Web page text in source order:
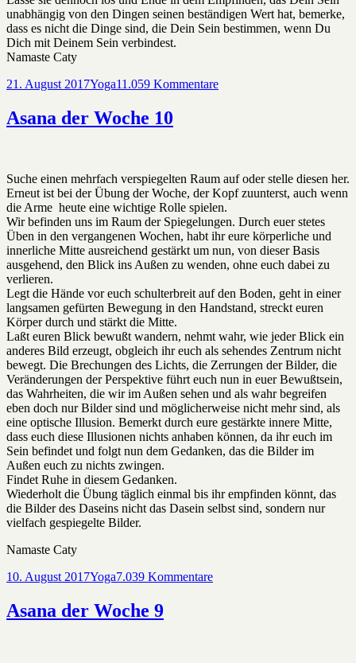
unabhängig von den Dingen seinen beständigen Wert hat, bemerke,
dass es nicht die Dinge sind, die Dein Sein bestimmen, wenn Du
Dich mit Deinem Sein verbindest.
Namaste Caty
Veröffentlicht
21. August 2017Kategorien
Yoga11.059 Kommentarezu
Asana der Woche 10
Suche einen mehrfach verspiegelten Raum auf oder stelle diesen her.
Erneut ist bei der Übung der Woche, der Kopf zuunterst, auch wenn
die Arme heute eine wichtige Rolle spielen.
Wir befinden uns im Raum der Spiegelungen. Durch euer stetes
Üben in den vergangenen Wochen, habt ihr eure körperliche und
innerliche Mitte ausreichend gestärkt um nun, von dieser Basis
ausgehend, den Blick ins Außen zu wenden, ohne euch dabei zu
verlieren.
Legt die Hände vor euch schulterbreit auf den Boden, geht in einer
langsamen gefürten Bewegung in den Handstand, streckt euren
Körper durch und stärkt die Mitte.
Laßt euren Blick bewußt wandern, nehmt wahr, wie jeder Blick ein
anderes Bild erzeugt, obgleich ihr euch als sehendes Zentrum nicht
bewegt. Die Brechungen des Lichts, die Zerrungen der Bilder, die
Veränderungen der Perspektive führt euch nun in euer Bewußtsein,
das Wahrheiten, die wir im Außen sehen und als wahr begreifen
eben doch nur Bilder sind und möglicherweise nicht mehr sind, als
eine optische Illusion. Bemerkt durch eure gestärkte innere Mitte,
dass euch diese Illusionen nichts anhaben können, da ihr euch im
Sein befindet und folgt nun dem Gedanken, das die Bilder im
Außen euch zu nichts zwingen.
Findet Ruhe in diesem Gedanken.
Wiederholt die Übung täglich einmal bis ihr empfinden könnt, das
die Bilder des Daseins nicht das Dasein selbst sind, sondern nur
vielfach gespiegelte Bilder.
Namaste Caty
Veröffentlicht
10. August 2017Kategorien
Yoga7.039 Kommentarezu
Asana der Woche 9